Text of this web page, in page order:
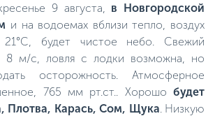
9 августа, в Новгородской
и на водоемах вблизи тепло, воздух
21°C, будет чистое небо. Свежий
8 м/с, ловля с лодки возможна, но
осторожность. Атмосферное
765 мм рт.ст.. Хорошо будет
Плотва, Карась, Сом, Щука. Низкую